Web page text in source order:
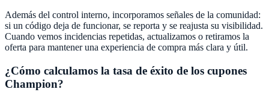
Además del control interno, incorporamos señales de la comunidad:
si un código deja de funcionar, se reporta y se reajusta su visibilidad.
Cuando vemos incidencias repetidas, actualizamos o retiramos la
oferta para mantener una experiencia de compra más clara y útil.
¿Cómo calculamos la tasa de éxito de los cupones
Champion?